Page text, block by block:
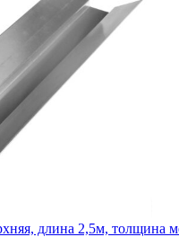
длина 2,5м, толщина